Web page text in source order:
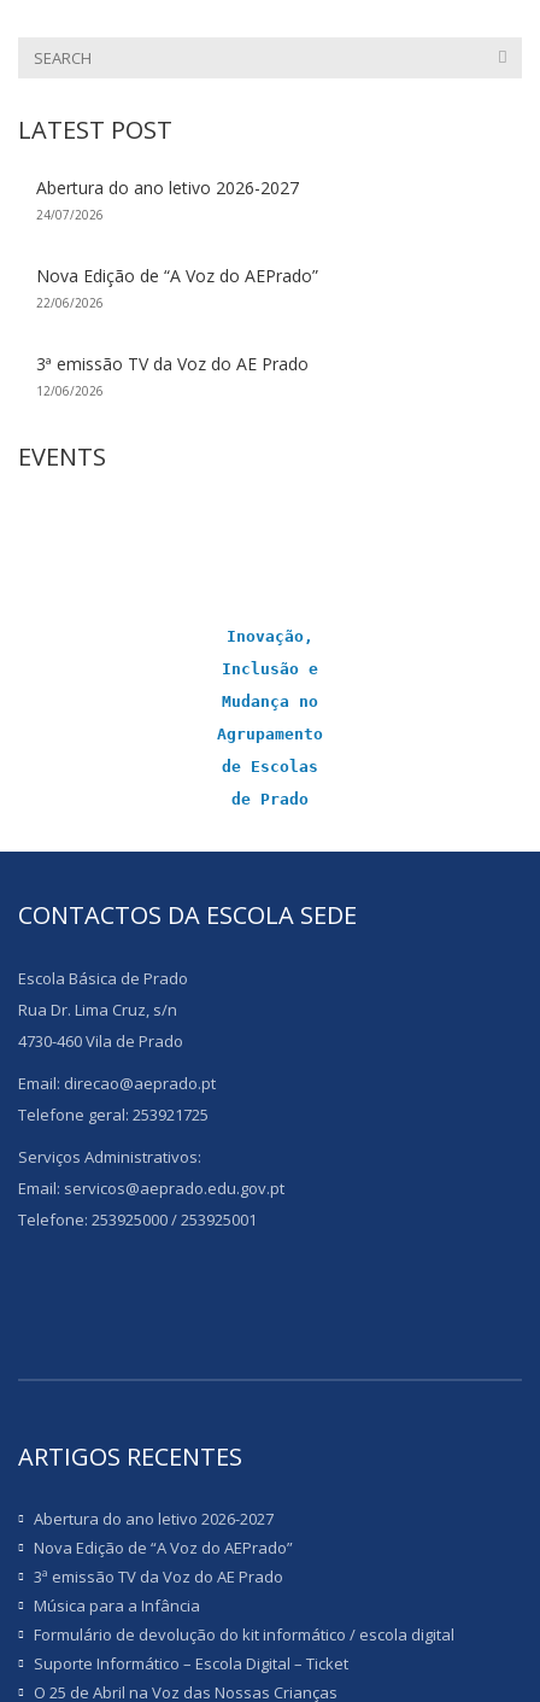
LATEST POST
Abertura do ano letivo 2026-2027
24/07/2026
Nova Edição de “A Voz do AEPrado”
22/06/2026
3ª emissão TV da Voz do AE Prado
12/06/2026
EVENTS
Inovação,
Inclusão e
Mudança no
Agrupamento
de Escolas
de Prado
CONTACTOS DA ESCOLA SEDE
Escola Básica de Prado
Rua Dr. Lima Cruz, s/n
4730-460 Vila de Prado
Email: direcao@aeprado.pt
Telefone geral: 253921725
Serviços Administrativos:
Email: servicos@aeprado.edu.gov.pt
Telefone: 253925000 / 253925001
ARTIGOS RECENTES
Abertura do ano letivo 2026-2027
Nova Edição de “A Voz do AEPrado”
3ª emissão TV da Voz do AE Prado
Música para a Infância
Formulário de devolução do kit informático / escola digital
Suporte Informático – Escola Digital – Ticket
O 25 de Abril na Voz das Nossas Crianças